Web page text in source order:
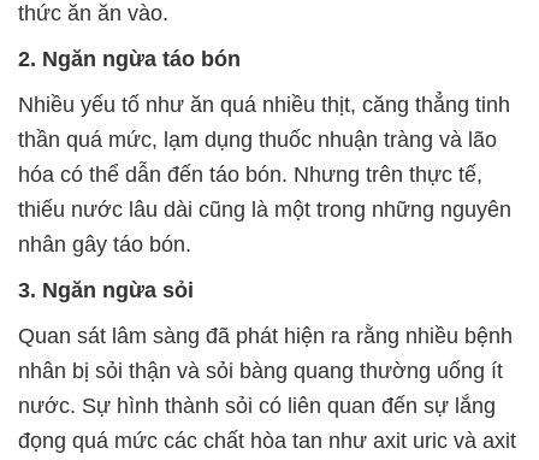
thức ăn ăn vào.
2. Ngăn ngừa táo bón
Nhiều yếu tố như ăn quá nhiều thịt, căng thẳng tinh
thần quá mức, lạm dụng thuốc nhuận tràng và lão
hóa có thể dẫn đến táo bón. Nhưng trên thực tế,
thiếu nước lâu dài cũng là một trong những nguyên
nhân gây táo bón.
3. Ngăn ngừa sỏi
Quan sát lâm sàng đã phát hiện ra rằng nhiều bệnh
nhân bị sỏi thận và sỏi bàng quang thường uống ít
nước. Sự hình thành sỏi có liên quan đến sự lắng
đọng quá mức các chất hòa tan như axit uric và axit